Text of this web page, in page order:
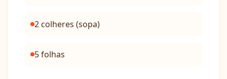
2 colheres (sopa)
5 folhas